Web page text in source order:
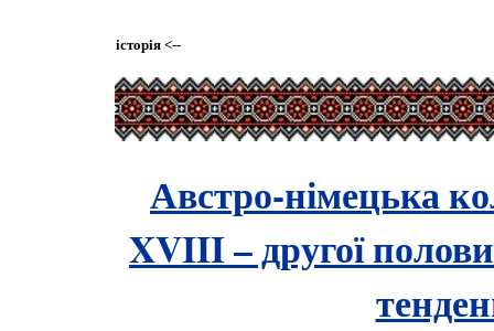
історія <--
Австро-німецька
XVIII – другої